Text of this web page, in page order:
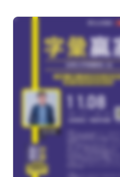
講題：《字彙贏家》─
從英文字根體悟人生